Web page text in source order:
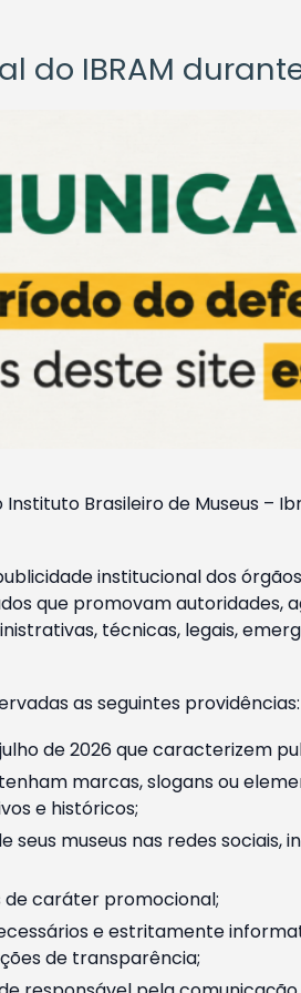
do IBRAM
Brasileiro de Museus –
institucional dos
que promovam autoridades,
técnicas, legais,
as seguintes providências:
de 2026 que caracterizem
marcas, slogans ou
e históricos;
museus nas redes sociais,
de caráter promocional;
e estritamente
de transparência;